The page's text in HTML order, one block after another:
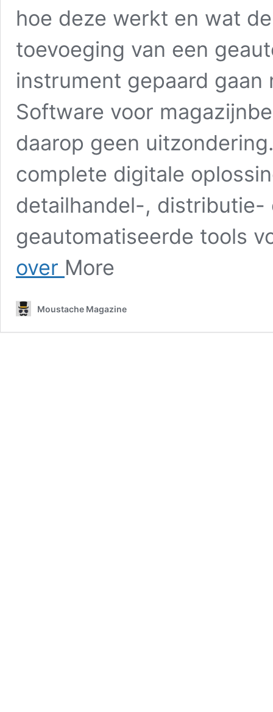
hoe deze werkt en wat
toevoeging van een
instrument gepaard
Software voor
daarop geen
complete digitale
detailhandel-, distributie-
geautomatiseerde tools
over
Hoe
genereren
uw
More
Moustache Magazine